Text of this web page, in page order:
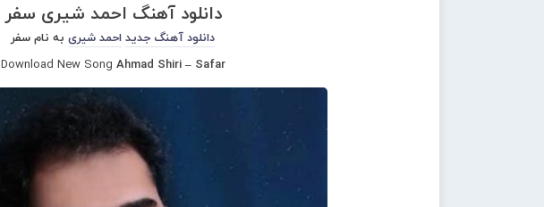
دانلود آهنگ احمد شیری سفر
دانلود آهنگ جدید احمد شیری به نام سفر
Download New Song Ahmad Shiri – Safar